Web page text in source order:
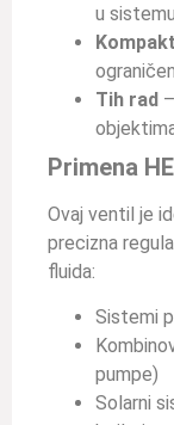
u sistemu
Tih rad
Primena
Ovaj ventil je
precizna
fluida:
Sistemi
pumpe)
Solarni